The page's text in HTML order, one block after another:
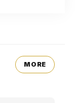
MORE